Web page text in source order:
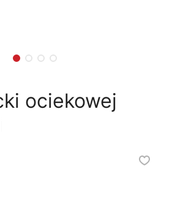
ociekowej